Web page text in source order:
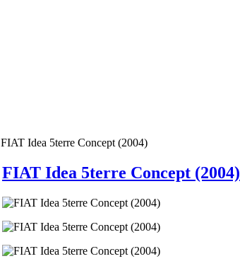
FIAT Idea 5terre Concept (2004)
FIAT Idea 5terre Concept (2004)